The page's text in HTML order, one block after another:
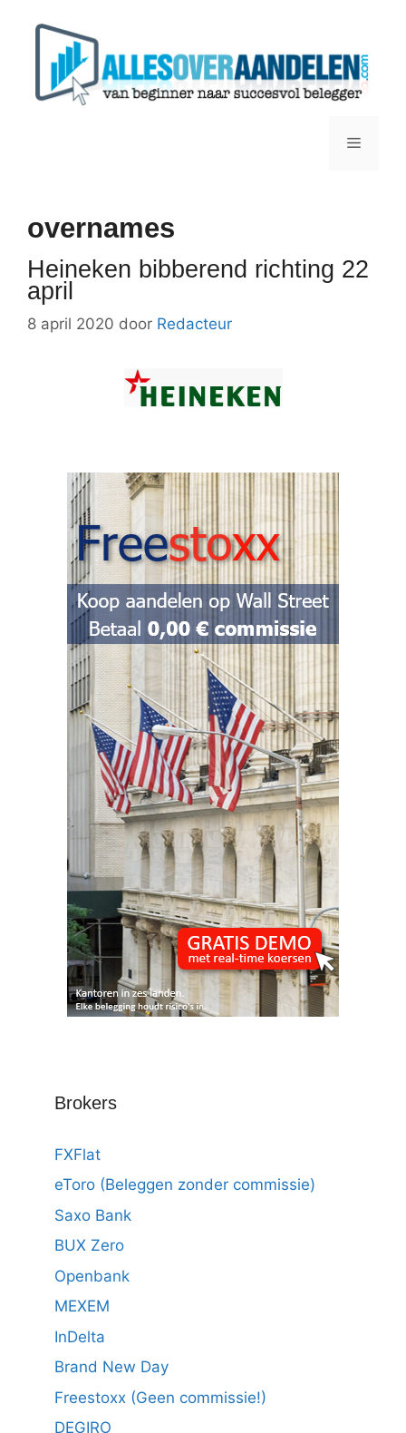
Menu
overnames
Heineken bibberend richting 22
april
8 april 2020 door Redacteur
Brokers
FXFlat
eToro (Beleggen zonder commissie)
Saxo Bank
BUX Zero
Openbank
MEXEM
InDelta
Brand New Day
Freestoxx (Geen commissie!)
DEGIRO